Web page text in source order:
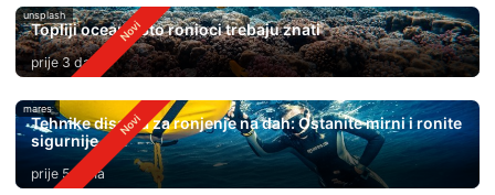
unsplash
Topliji oceani: Što ronioci trebaju znati
prije 3 dana
mares
Tehnike disanja za ronjenje na dah: Ostanite mirni i ronite
sigurnije
prije 5 dana